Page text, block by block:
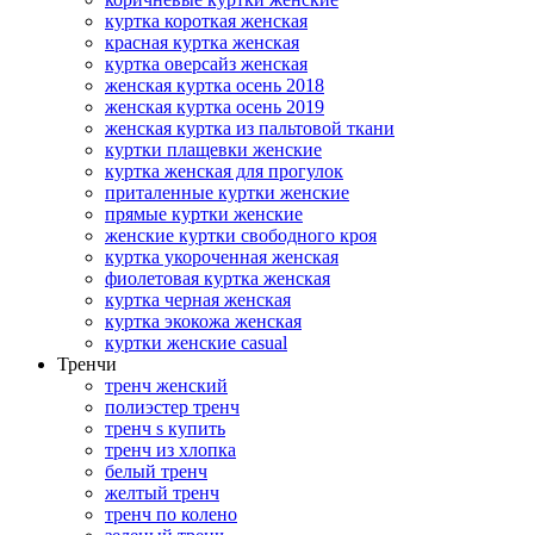
куртка короткая женская
красная куртка женская
куртка оверсайз женская
женская куртка осень 2018
женская куртка осень 2019
женская куртка из пальтовой ткани
куртки плащевки женские
куртка женская для прогулок
приталенные куртки женские
прямые куртки женские
женские куртки свободного кроя
куртка укороченная женская
фиолетовая куртка женская
куртка черная женская
куртка экокожа женская
куртки женские casual
Тренчи
тренч женский
полиэстер тренч
тренч s купить
тренч из хлопка
белый тренч
желтый тренч
тренч по колено